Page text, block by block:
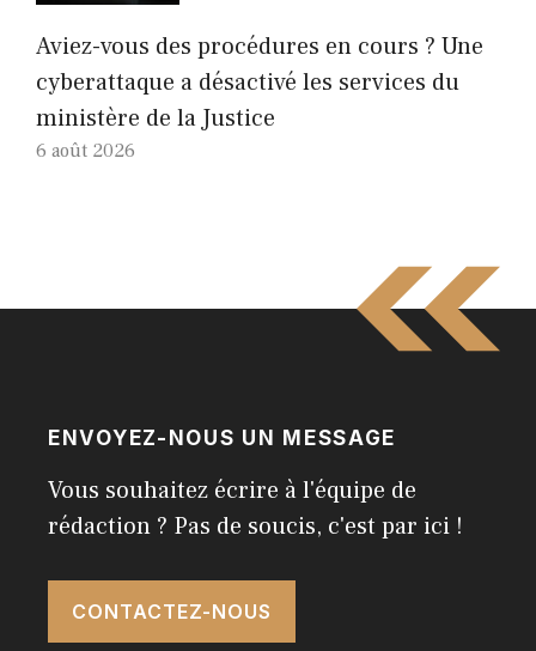
Aviez-vous des procédures en cours ? Une
cyberattaque a désactivé les services du
ministère de la Justice
6 août 2026
ENVOYEZ-NOUS UN MESSAGE
Vous souhaitez écrire à l'équipe de
rédaction ? Pas de soucis, c'est par ici !
CONTACTEZ-NOUS